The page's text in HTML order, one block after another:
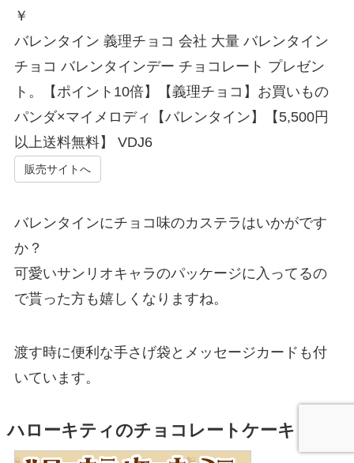
￥
バレンタイン 義理チョコ 会社 大量 バレンタイン
チョコ バレンタインデー チョコレート プレゼン
ト。【ポイント10倍】【義理チョコ】お買いもの
パンダ×マイメロディ【バレンタイン】【5,500円
以上送料無料】 VDJ6
販売サイトへ
バレンタインにチョコ味のカステラはいかがです
か？
可愛いサンリオキャラのパッケージに入ってるの
で貰った方も嬉しくなりますね。
渡す時に便利な手さげ袋とメッセージカードも付
いています。
ハローキティのチョコレートケーキ